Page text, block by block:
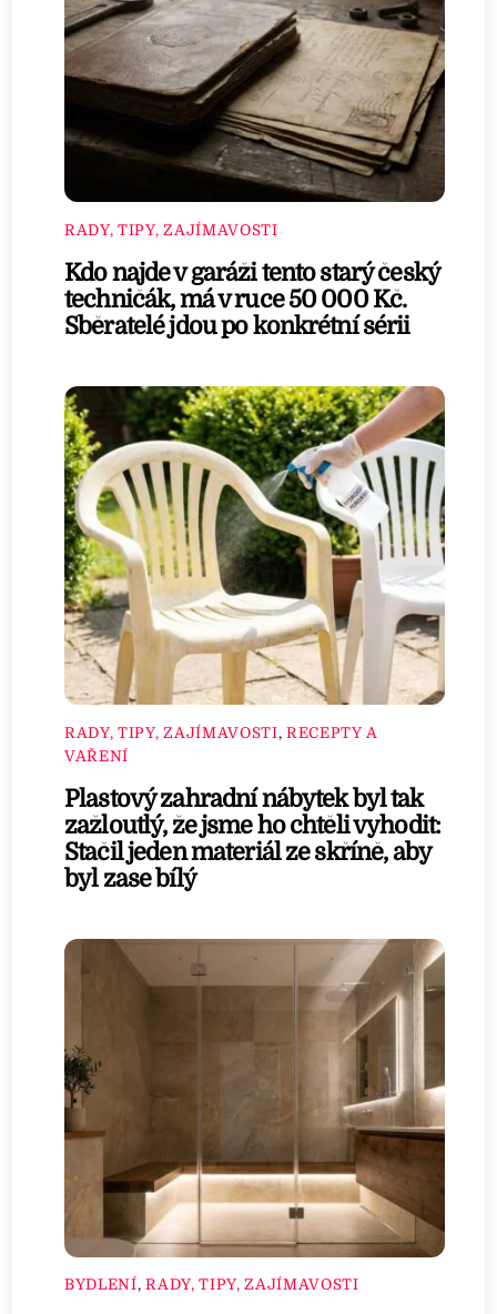
RADY, TIPY, ZAJÍMAVOSTI
Kdo najde v garáži tento starý český
techničák, má v ruce 50 000 Kč.
Sběratelé jdou po konkrétní sérii
RADY, TIPY, ZAJÍMAVOSTI, RECEPTY A
VAŘENÍ
Plastový zahradní nábytek byl tak
zažloutlý, že jsme ho chtěli vyhodit:
Stačil jeden materiál ze skříně, aby
byl zase bílý
BYDLENÍ,RADY, TIPY, ZAJÍMAVOSTI